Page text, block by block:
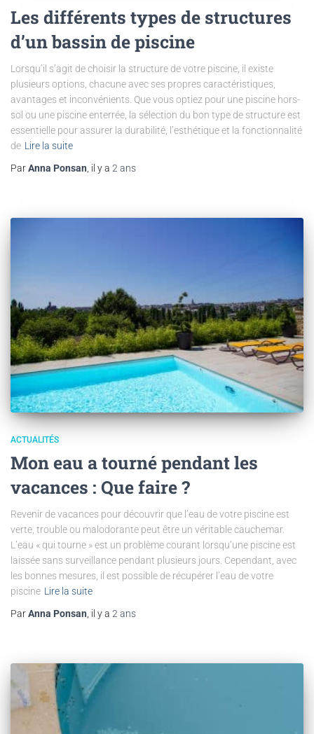
Les différents types de structures
d’un bassin de piscine
Lorsqu’il s’agit de choisir la structure de votre piscine, il existe
plusieurs options, chacune avec ses propres caractéristiques,
avantages et inconvénients. Que vous optiez pour une piscine hors-
sol ou une piscine enterrée, la sélection du bon type de structure est
essentielle pour assurer la durabilité, l’esthétique et la fonctionnalité
de Lire la suite
ParAnna Ponsan , il y a 2 ans
ACTUALITÉS
Mon eau a tourné pendant les
vacances : Que faire ?
Revenir de vacances pour découvrir que l’eau de votre piscine est
verte, trouble ou malodorante peut être un véritable cauchemar.
L’eau « qui tourne » est un problème courant lorsqu’une piscine est
laissée sans surveillance pendant plusieurs jours. Cependant, avec
les bonnes mesures, il est possible de récupérer l’eau de votre
piscine Lire la suite
ParAnna Ponsan, il y a 2 ans